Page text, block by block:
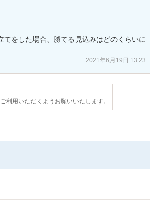
をした場合、勝てる見込みはどのくらいに
2021年6月19日 13:23
利用いただくようお願いいたします。